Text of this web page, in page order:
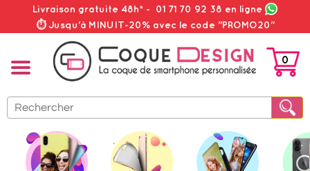
Livraison gratuite 48h* - 01 71 70 92 38 en ligne
⏱ Jusqu'à MINUIT-20% avec le code "PROMO20"
PANIER
0